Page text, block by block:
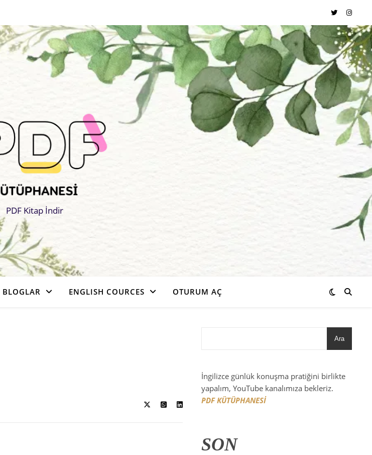
PDF Kitap İndir
BLOGLAR ENGLISH COURCES OTURUM AÇ
Ara
İngilizce günlük konuşma pratiğini birlikte
yapalım, YouTube kanalımıza bekleriz.
PDF KÜTÜPHANESİ
SON